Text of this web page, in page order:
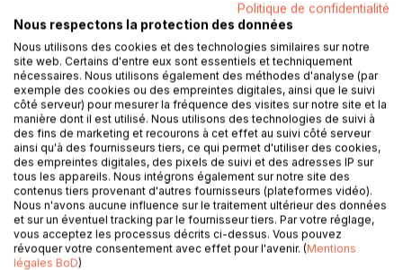
nécessaire face au déferlement d'innovations médicales,
scientifiques et technologiques.Certaines nous remplissent
d'espoir comme celle concernant un possible vaccin
contre le cancer, d'autres nous perturbent.C'est le cas de
ce qui se trame dans des labos qui veulent commercialiser
nos données génétiques. Nous n'avons pas encore fini de
nous interroger sur le sort de nos données personnelles,
qu'il faut maintenant s'inquiéter de nos données les plus
précieuses, celles qui sont inscrites dans notre ADN.
Ce mois de février a aussi vu le lancement de grandes
conquêtes. Le succès du lancement d'une des plus
grosses fusées du monde nous laisse entrevoir de
possibles voyages vers les confins du système solaire.
Mais cette nouvelle en cache une autre, plus prosaïque : la
Politique de confidentialité
Nous respectons la protection des données
Nous utilisons des cookies et des technologies similaires sur notre
site web. Certains d'entre eux sont essentiels et techniquement
nécessaires. Nous utilisons également des méthodes d'analyse (par
exemple des cookies ou des empreintes digitales, ainsi que le suivi
côté serveur) pour mesurer la fréquence des visites sur notre site et la
manière dont il est utilisé. Nous utilisons des technologies de suivi à
des fins de marketing et recourons à cet effet au suivi côté serveur
ainsi qu'à des fournisseurs tiers, ce qui permet d'utiliser des cookies,
des empreintes digitales, des pixels de suivi et des adresses IP sur
tous les appareils. Nous intégrons également sur notre site des
contenus tiers provenant d'autres fournisseurs (plateformes vidéo).
Nous n'avons aucune influence sur le traitement ultérieur des données
et sur un éventuel tracking par le fournisseur tiers. Par votre réglage,
vous acceptez les processus décrits ci-dessus. Vous pouvez
révoquer votre consentement avec effet pour l'avenir. (Mentions
légales BoD)